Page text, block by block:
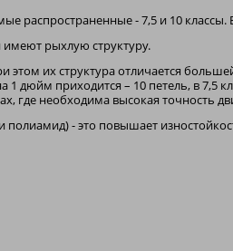
распространенные - 7,5 и 10
имеют рыхлую структуру.
этом их структура отличается
дюйм приходится – 10 петель, в 7,5
где необходима высокая точность
полиамид) - это повышает